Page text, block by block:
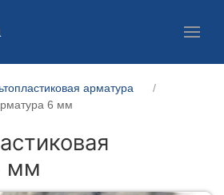
арматура
6 мм
мм